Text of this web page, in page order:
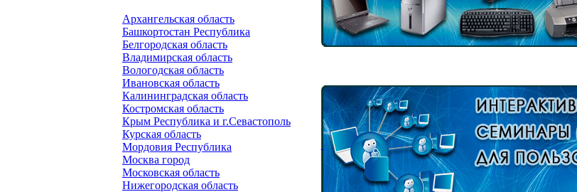
Архангельская область
Башкортостан Республика
Белгородская область
Владимирская область
Вологодская область
Ивановская область
Калининградская область
Костромская область
Крым Республика и г.Севастополь
Курская область
Мордовия Республика
Москва город
Московская область
Нижегородская область